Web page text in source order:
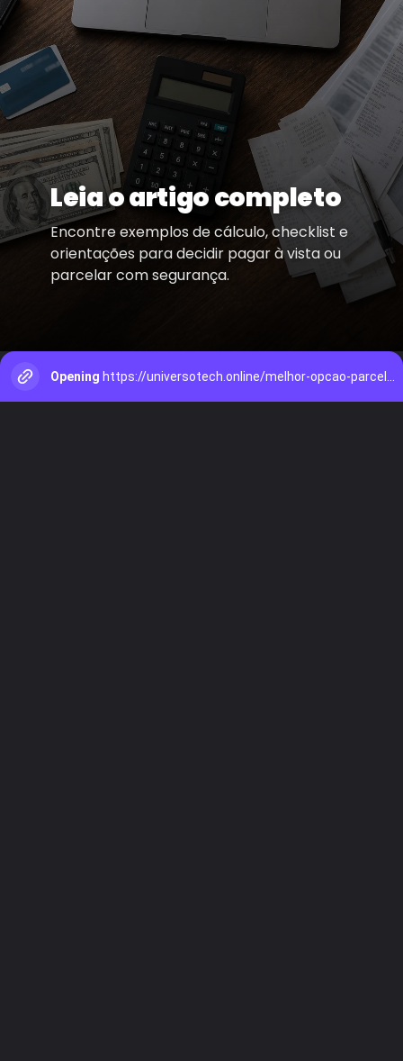
Leia o artigo completo
Encontre exemplos de cálculo, checklist e
orientações para decidir pagar à vista ou
parcelar com segurança.
Opening